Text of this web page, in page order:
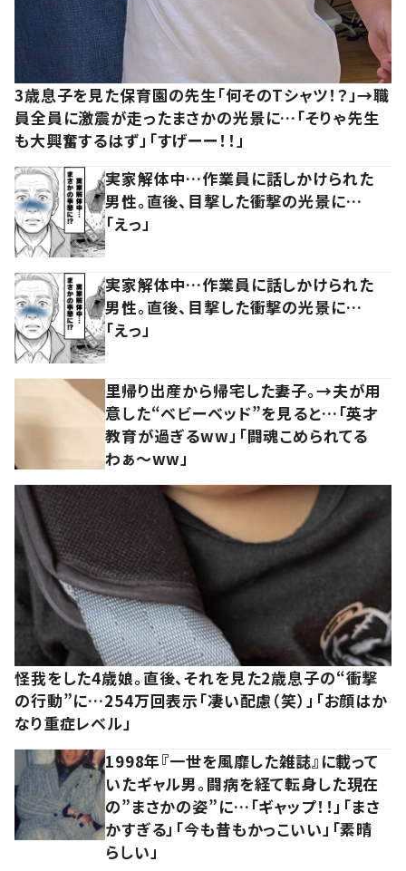
3歳息子を見た保育園の先生「何そのTシャツ！？」→職
員全員に激震が走ったまさかの光景に…「そりゃ先生
も大興奮するはず」「すげーー！！」
実家解体中…作業員に話しかけられた
男性。直後、目撃した衝撃の光景に…
「えっ」
実家解体中…作業員に話しかけられた
男性。直後、目撃した衝撃の光景に…
「えっ」
里帰り出産から帰宅した妻子。→夫が用
意した“ベビーベッド”を見ると…「英才
教育が過ぎるww」「闘魂こめられてる
わぁ～ww」
怪我をした4歳娘。直後、それを見た2歳息子の“衝撃
の行動”に…254万回表示「凄い配慮（笑）」「お顔はか
なり重症レベル」
1998年『一世を風靡した雑誌』に載って
いたギャル男。闘病を経て転身した現在
の”まさかの姿”に…「ギャップ！！」「まさ
かすぎる」「今も昔もかっこいい」「素晴
らしい」